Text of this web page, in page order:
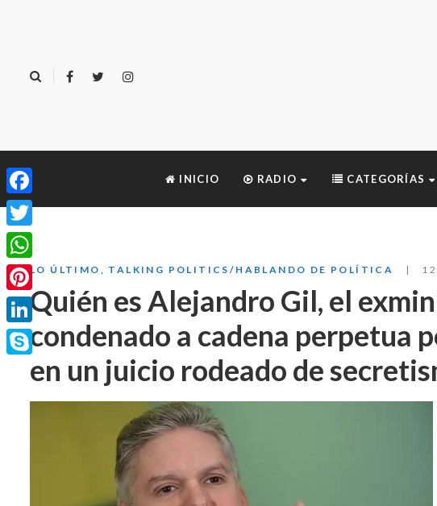
INICIO RADIO CATEGORÍAS
LO ÚLTIMO TALKING POLITICS/HABLANDO DE POLÍTICA
Quién es Alejandro Gil, el
condenado a cadena perpetua
en un juicio rodeado de
Facebook
Twitter
WhatsApp
Pinterest
LinkedIn
Skype